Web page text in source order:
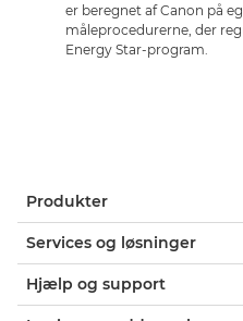
er beregnet af Canon på
måleprocedurerne, der
Energy Star-program.
Produkter
Services og løsninger
Hjælp og support